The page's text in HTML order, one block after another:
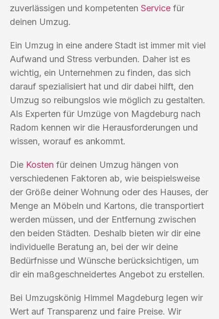
zuverlässigen und kompetenten Service für
deinen Umzug.
Ein Umzug in eine andere Stadt ist immer mit viel
Aufwand und Stress verbunden. Daher ist es
wichtig, ein Unternehmen zu finden, das sich
darauf spezialisiert hat und dir dabei hilft, den
Umzug so reibungslos wie möglich zu gestalten.
Als Experten für Umzüge von Magdeburg nach
Radom kennen wir die Herausforderungen und
wissen, worauf es ankommt.
Die Kosten für deinen Umzug hängen von
verschiedenen Faktoren ab, wie beispielsweise
der Größe deiner Wohnung oder des Hauses, der
Menge an Möbeln und Kartons, die transportiert
werden müssen, und der Entfernung zwischen
den beiden Städten. Deshalb bieten wir dir eine
individuelle Beratung an, bei der wir deine
Bedürfnisse und Wünsche berücksichtigen, um
dir ein maßgeschneidertes Angebot zu erstellen.
Bei Umzugskönig Himmel Magdeburg legen wir
Wert auf Transparenz und faire Preise. Wir